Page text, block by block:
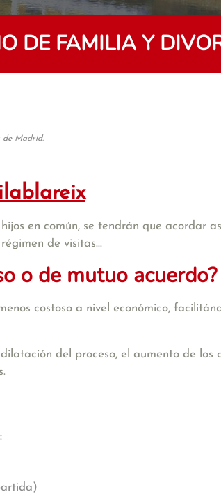
DE FAMILIA Y
de Madrid.
en común, se tendrán que acordar
de visitas...
o de mutuo acuerdo?
costoso a nivel económico,
del proceso, el aumento de los